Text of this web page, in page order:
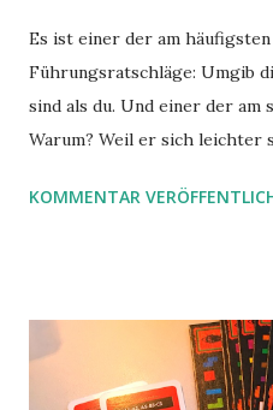
Es ist einer der am
Führungsratschläge: Umgib
sind als du. Und einer der
Warum? Weil er sich leichter
KOMMENTAR